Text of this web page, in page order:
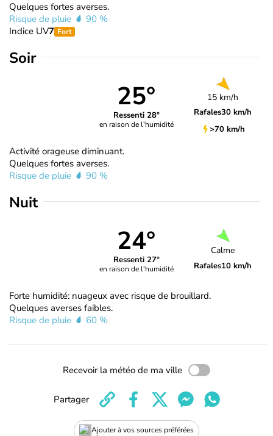
Quelques fortes averses.
Risque de pluie
90 %
Indice UV7 Fort
Soir
25°
Ressenti 28°
en raison de l'humidité
15 km/h
Rafales30 km/h
>70 km/h
Activité orageuse diminuant.
Quelques fortes averses.
Risque de pluie
90 %
Nuit
24°
Ressenti 27°
en raison de l'humidité
Calme
Rafales10 km/h
Forte humidité: nuageux avec risque de brouillard.
Quelques averses faibles.
Risque de pluie
60 %
Recevoir la météo de ma ville
Ajouter à vos sources préférées
Partager